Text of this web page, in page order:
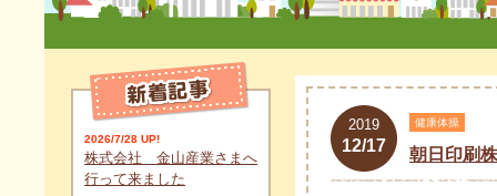
2019
12/17
健康体操
朝日印刷
2026/7/28 UP!
株式会社 金山産業さまへ
行って来ました